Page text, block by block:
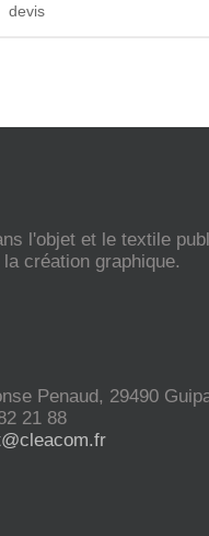
devis
l'objet et le textile
création graphique.
Penaud, 29490
21 88